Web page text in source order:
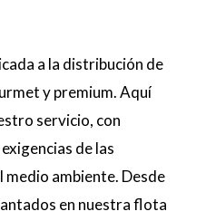
a la distribución de
y premium. Aquí
servicio, con
de las
ambiente. Desde
en nuestra flota